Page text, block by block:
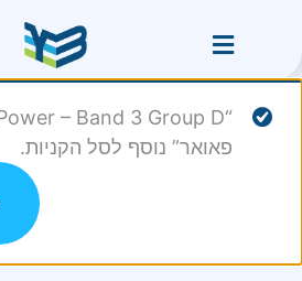
פאואר” נוסף לסל הקניות.